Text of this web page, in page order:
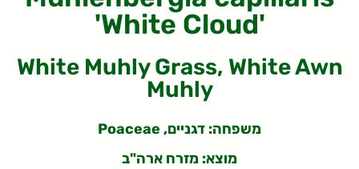
'White Cloud'
White Muhly Grass, White Awn
Muhly
משפחה: דגניים, Poaceae
מוצא: מזרח ארה"ב